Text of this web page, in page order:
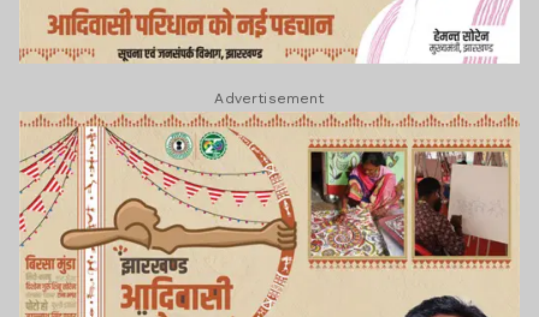
Advertisement